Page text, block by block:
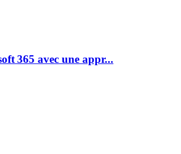
365 avec une appr...